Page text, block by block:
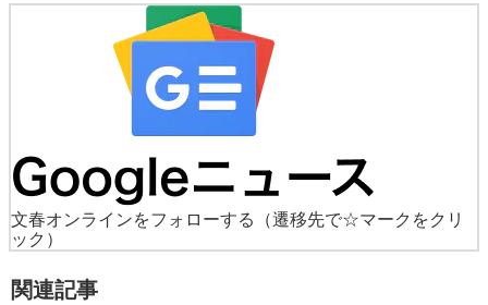
文春オンラインをフォローする
（遷移先で☆マークをクリ
ック）
関連記事